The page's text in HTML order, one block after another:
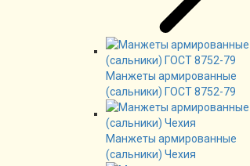
Манжеты армированные
(сальники) ГОСТ 8752-79
Манжеты армированные
(сальники) Чехия